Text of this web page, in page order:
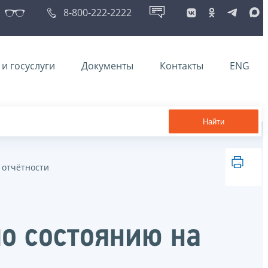
8-800-222-2222
госуслуги Документы Контакты ENG
Найти
состоянию на